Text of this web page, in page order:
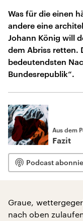
Was für die einen
andere eine
Johann König will
dem Abriss retten.
bedeutendsten
Bundesrepublik“.
Aus dem
Fazit
Podcast
Graue,
nach oben